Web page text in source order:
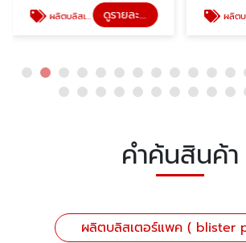
ผลิตบลิสเตอร์แพค ( blister pack ) ดูรายละเอียด ผลิตบลิสเตอร์แพค (
คำค้นสินค้า
ผลิตบลิสเตอร์แพค ( blister